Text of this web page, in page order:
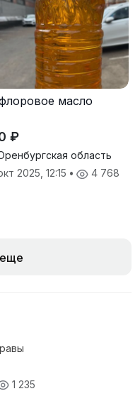
масло
₽
область
2025, 12:15 • 4 768
еще
1 235